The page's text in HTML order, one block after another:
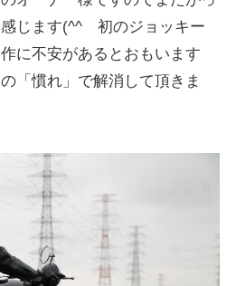
じます(^^ゞ初のジョッキー
に不安があるとおもいます
「慣れ」で解消して頂きま